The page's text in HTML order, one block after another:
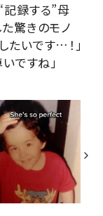
録する”母
驚きのモノ
いです…！」
いですね」